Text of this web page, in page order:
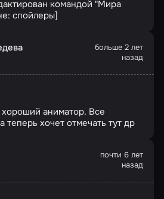
командой "Мира
спойлеры]
больше 2 лет
назад
аниматор. Все
теперь хочет отмечать тут др
почти 6 лет
назад